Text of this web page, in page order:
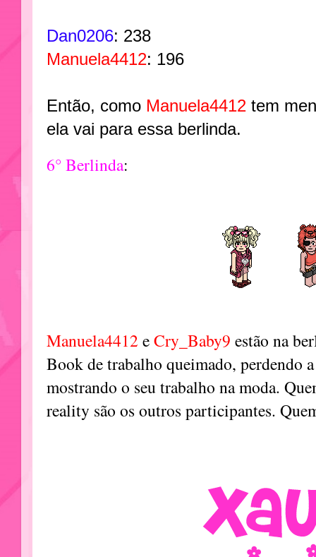
Dan0206: 238
Manuela4412: 196
Então, como Manuela4412 tem
ela vai para essa berlinda.
6° Berlinda:
Manuela4412 eCry_Baby9 estão na
Book de trabalho queimado, perdendo
mostrando o seu trabalho na moda.
reality são os outros participantes.